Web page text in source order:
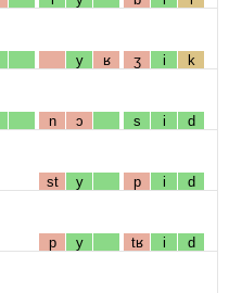
y ʁ ʒ i k
n ɔ s i d
st y p i d
p y tʁ i d